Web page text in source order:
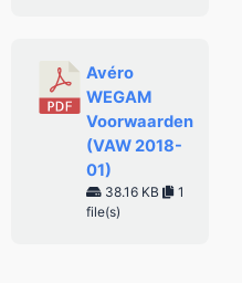
Avéro
WEGAM
Voorwaarden
(VAW 2018-
01)
38.16 KB
1
file(s)